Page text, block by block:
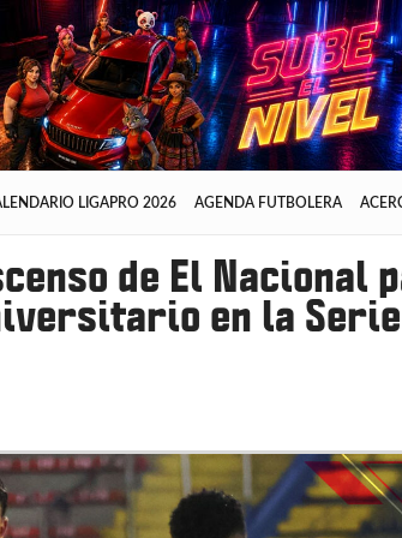
LIGAPRO 2026 AGENDA FUTBOLERA
de El Nacional
en la